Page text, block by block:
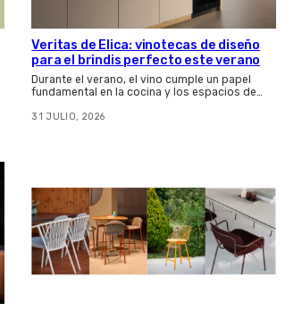
Veritas de Elica: vinotecas de diseño
para el brindis perfecto este verano
Durante el verano, el vino cumple un papel
fundamental en la cocina y los espacios de…
31 JULIO, 2026